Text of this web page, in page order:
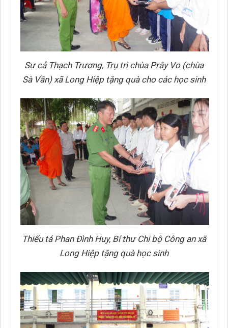
Sư cả Thạch Trương, Trụ trì chùa Prây Vo (chùa
Sà Vần) xã Long Hiệp tặng quà cho các học sinh
Thiếu tá Phan Đình Huy, Bí thư Chi bộ Công an xã
Long Hiệp tặng quà học sinh